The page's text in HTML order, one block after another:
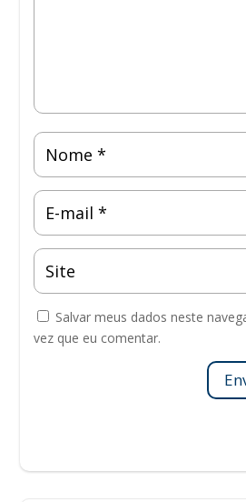
Salvar meus dados neste
vez que eu comentar.